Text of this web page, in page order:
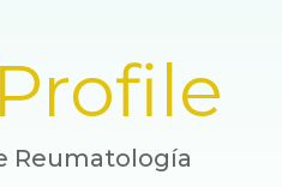
Reumatología